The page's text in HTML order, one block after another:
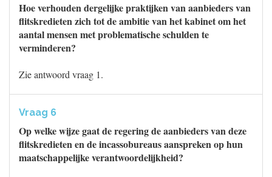
Hoe verhouden dergelijke praktijken van aanbieders van
flitskredieten zich tot de ambitie van het kabinet om het
aantal mensen met problematische schulden te
verminderen?
Zie antwoord vraag 1.
Vraag 6
Op welke wijze gaat de regering de aanbieders van deze
flitskredieten en de incassobureaus aanspreken op hun
maatschappelijke verantwoordelijkheid?